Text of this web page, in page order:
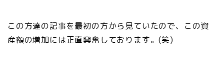
この方達の記事を最初の方から見ていたので、この資
産額の増加には正直興奮しております。(笑)